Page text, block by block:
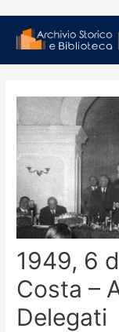
contenuto
1949, 6
Costa –
Delegati
articoli